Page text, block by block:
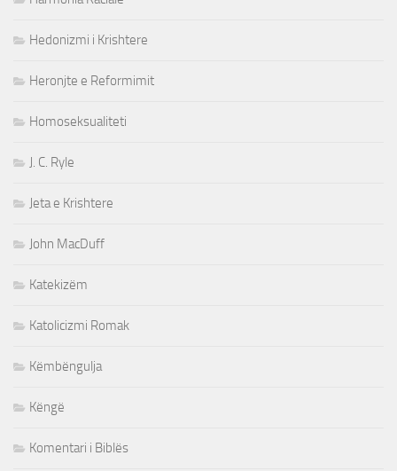
Hedonizmi i Krishtere
Heronjte e Reformimit
Homoseksualiteti
J. C. Ryle
Jeta e Krishtere
John MacDuff
Katekizëm
Katolicizmi Romak
Këmbëngulja
Këngë
Komentari i Biblës